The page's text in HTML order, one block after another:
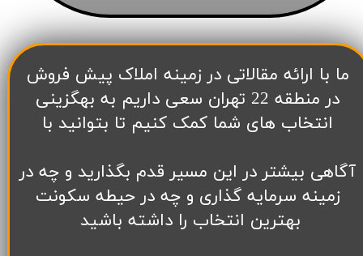
​ما با ارائه مقالاتی در زمینه املاک پیش فروش
در منطقه 22 تهران سعی داریم به بهگزینی
انتخاب های شما کمک کنیم تا بتوانید با
آگاهی بیشتر در این مسیر قدم بگذارید و چه در
زمینه سرمایه گذاری و چه در حیطه سکونت
بهترین انتخاب را داشته باشید